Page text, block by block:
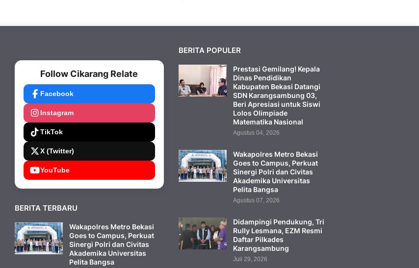
Follow Cikarang Relate
Facebook
Instagram
TikTok
X (Twitter)
YouTube
BERITA TERBARU
Wakapolres Metro Bekasi
Goes to Campus, Perkuat
Sinergi Polri dan Civitas
Akademika Universitas
Pelita Bangsa
BERITA POPULER
Prestasi Gemilang! Kepala
Dinas Pendidikan
Kabupaten Bekasi Datangi
SDN Karangsambung 03,
Beri Apresiasi untuk Siswi
Lolos Olimpiade
Matematika Nasional
Agustus 04, 2026
Wakapolres Metro Bekasi
Goes to Campus, Perkuat
Sinergi Polri dan Civitas
Akademika Universitas
Pelita Bangsa
Agustus 07, 2026
Didampingi Pendukung, Tri
Rully Lesmana, EZM Resmi
Daftar Pilkades
Karangsambung
Juli 29, 2026